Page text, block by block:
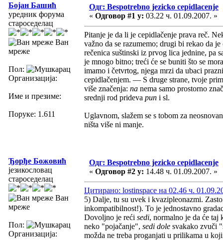
Бојан Башић
уредник форума
староседелац
Ван
мреже
Пол:
Организација:
Име и презиме:
Поруке: 1.611
Одг: Bespotrebno jezicko cepidlacenje
« Одговор #1 у: 03.22 ч. 01.09.2007. »
Pitanje je da li je cepidlačenje prava reč.
važno da se razumemo; drugi bi rekao da
rečenica suštinski iz prvog lica jednine, pa
je mnogo bitno; treći će se buniti što se
imamo i četvrtog, njega mrzi da ubaci
cepidlačenjem. — S druge strane, tvoje
više značenja: na nema samo prostorno
srednji rod prideva pun i sl.
Uglavnom, slažem se s tobom za
ništa više ni manje.
Ђорђе Божовић
језикословац
староседелац
Ван
мреже
Пол:
Организација:
Одг: Bespotrebno jezicko cepidlacenje
« Одговор #2 у: 14.48 ч. 01.09.2007. »
Цитирано: lostinspace на 02.46 ч.
5) Dalje, tu su uvek i kvazipleonazmi.
inkompatibilnost!). To je jednostavno
Dovoljno je reći sedi, normalno je da će taj
neko "pojačanje", sedi dole svakako zvuči
možda ne treba proganjati u prilikama u